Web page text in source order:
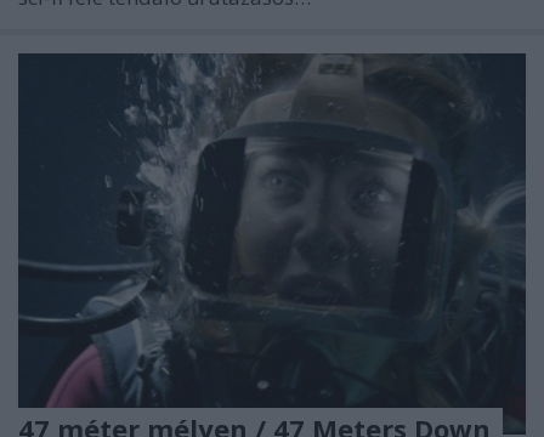
47 méter mélyen / 47 Meters Down